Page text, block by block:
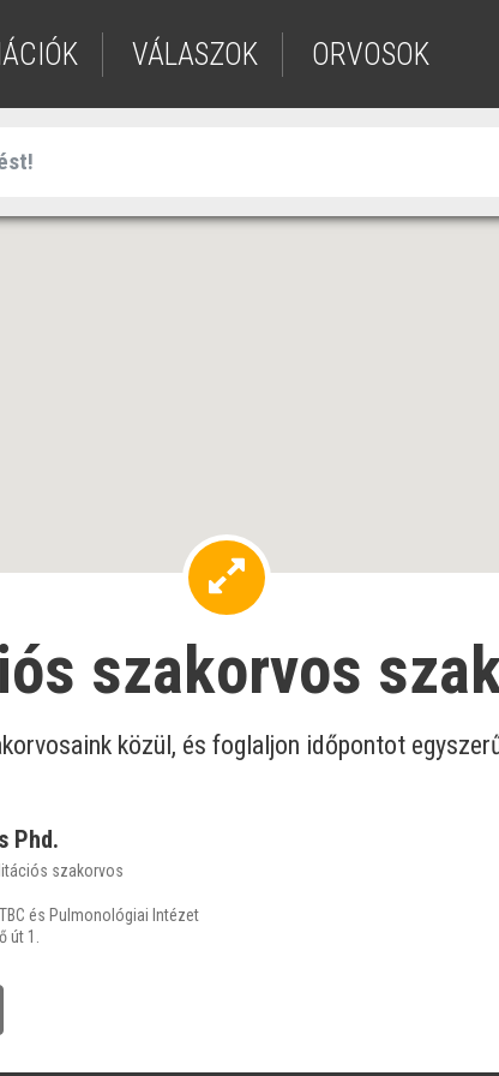
VÁLASZOK ORVOSOK
szakorvos
közül, és foglaljon időpontot
Phd.
szakorvos
és Pulmonológiai Intézet
út 1.